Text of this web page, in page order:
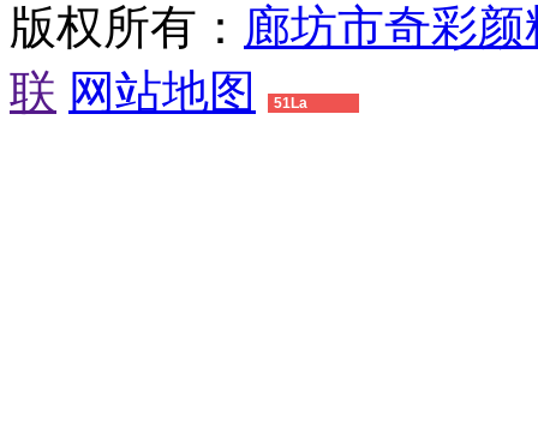
版权所有： 廊坊市奇彩
联 网站地图 51La